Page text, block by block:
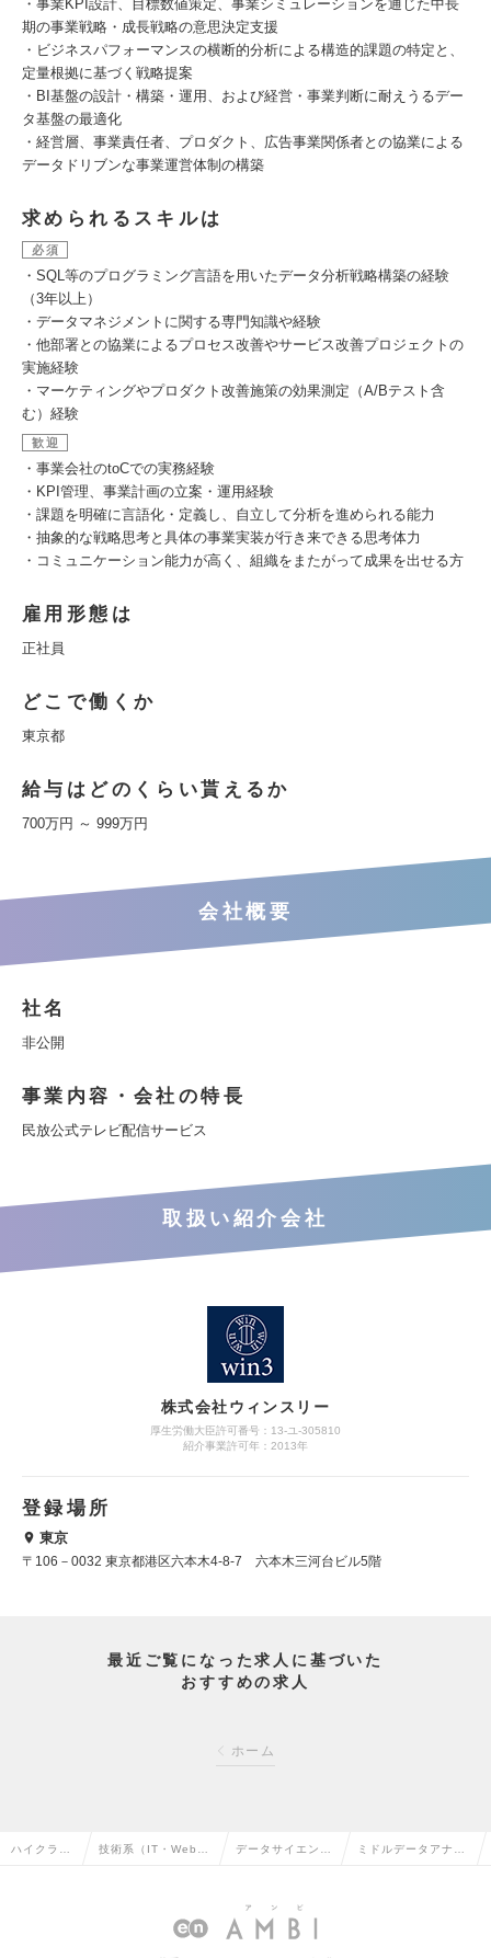
・事業KPI設計、目標数値策定、事業シミュレーションを通じた中長
期の事業戦略・成長戦略の意思決定支援
・ビジネスパフォーマンスの横断的分析による構造的課題の特定と、
定量根拠に基づく戦略提案
・BI基盤の設計・構築・運用、および経営・事業判断に耐えうるデー
タ基盤の最適化
・経営層、事業責任者、プロダクト、広告事業関係者との協業による
データドリブンな事業運営体制の構築
求められるスキルは
必須
・SQL等のプログラミング言語を用いたデータ分析戦略構築の経験
（3年以上）
・データマネジメントに関する専門知識や経験
・他部署との協業によるプロセス改善やサービス改善プロジェクトの
実施経験
・マーケティングやプロダクト改善施策の効果測定（A/Bテスト含
む）経験
歓迎
・事業会社のtoCでの実務経験
・KPI管理、事業計画の立案・運用経験
・課題を明確に言語化・定義し、自立して分析を進められる能力
・抽象的な戦略思考と具体の事業実装が行き来できる思考体力
・コミュニケーション能力が高く、組織をまたがって成果を出せる方
雇用形態は
正社員
どこで働くか
東京都
給与はどのくらい貰えるか
700万円 ～ 999万円
会社概要
社名
非公開
事業内容・会社の特長
民放公式テレビ配信サービス
取扱い紹介会社
株式会社ウィンスリー
厚生労働大臣許可番号：13-ユ-305810
紹介事業許可年：2013年
登録場所
東京
〒106－0032 東京都港区六本木4-8-7 六本木三河台ビル5階
最近ご覧になった求人に基づいた
おすすめの求人
ホーム
ハイクラス 技術系（IT・Web・ データサイエンテ ミドルデータアナリ